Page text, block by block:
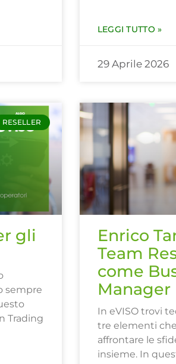
LEGGI TUTTO »
29 Aprile 2026
RESELLER
gli
sempre
Trading
Enrico
Team
come
Manager
In eVISO trovi
tre elementi
affrontare le
insieme. In